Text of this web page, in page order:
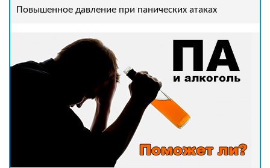
Повышенное давление при панических атаках